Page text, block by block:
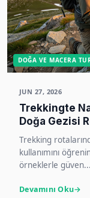
DOĞA VE MACERA
JUN 27, 2026
Trekkingte
Doğa Gezisi
Trekking
kullanımını
örneklerle güven...
Devamını Oku